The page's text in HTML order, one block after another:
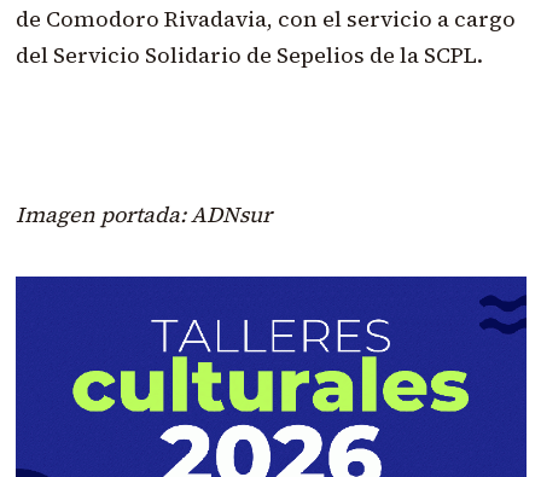
de Comodoro Rivadavia, con el servicio a cargo
del Servicio Solidario de Sepelios de la SCPL.
Imagen portada: ADNsur